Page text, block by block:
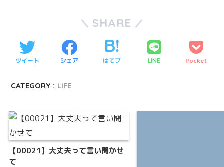
SHARE
ツイート シェア はてブ LINE Pocket
CATEGORY : LIFE
【00021】大丈夫って言い聞かせ
て